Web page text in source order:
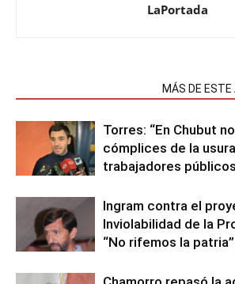
LaPortada
MÁS DE ESTE
Torres: “En Chubut
cómplices de la
trabajadores
Ingram contra el
Inviolabilidad de la
“No rifemos la patria”